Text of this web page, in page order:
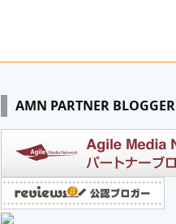
AMN PARTNER BLOGGER